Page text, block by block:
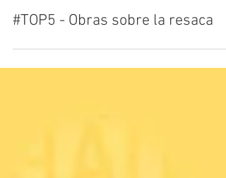
#TOP5 - Obras sobre la resaca